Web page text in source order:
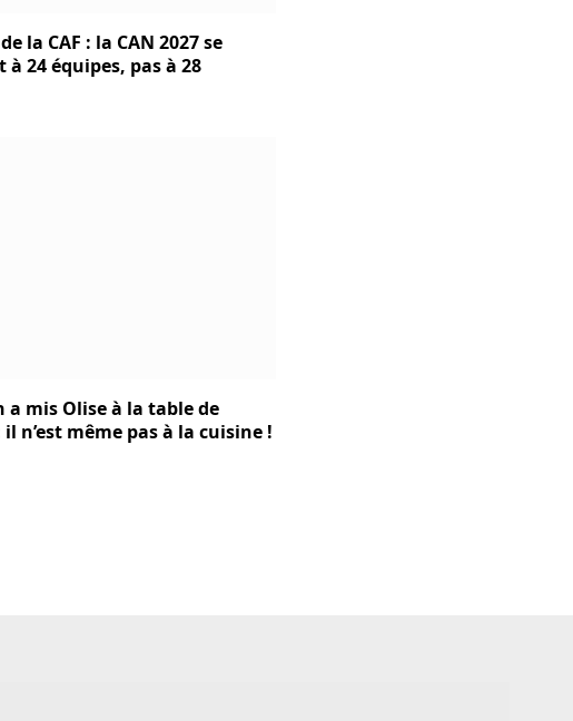
la CAF : la CAN 2027 se
24 équipes, pas à 28
a mis Olise à la table de
n’est même pas à la cuisine !